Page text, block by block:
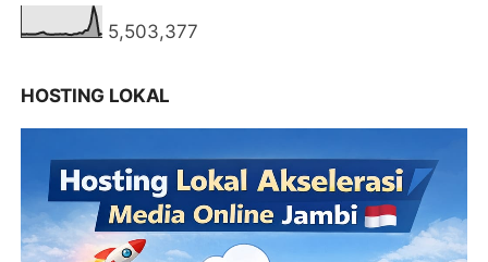
5,503,377
HOSTING LOKAL